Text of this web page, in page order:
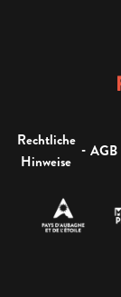
Rechtliche
Hinweise
- AGB